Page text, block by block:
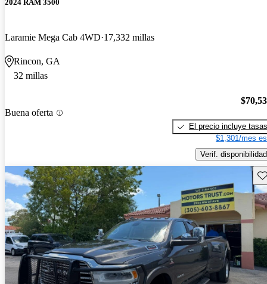
2024 RAM 3500
Laramie Mega Cab 4WD 17,332 millas
Rincon, GA
32 millas
Buena oferta
El precio incluye tasas
$1,301/mes
Verif. disponibilidad